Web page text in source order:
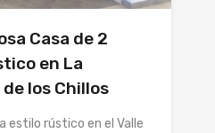
Casa de 2
en La
los Chillos
estilo rústico en el Valle